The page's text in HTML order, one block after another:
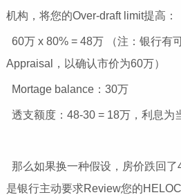
机构，将您的Over-draft limit提高：
60万 x 80% = 48万 （注：银行有
Appraisal，以确认市价为60万）
Mortage balance：30万
透支额度：48-30 = 18万，利息为
那么如果换一种假设，房价跌回
是银行主动要求Review您的HELOC